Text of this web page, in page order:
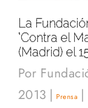
La
‘Contra el
(Madrid) el
Por
2013 | Prensa |